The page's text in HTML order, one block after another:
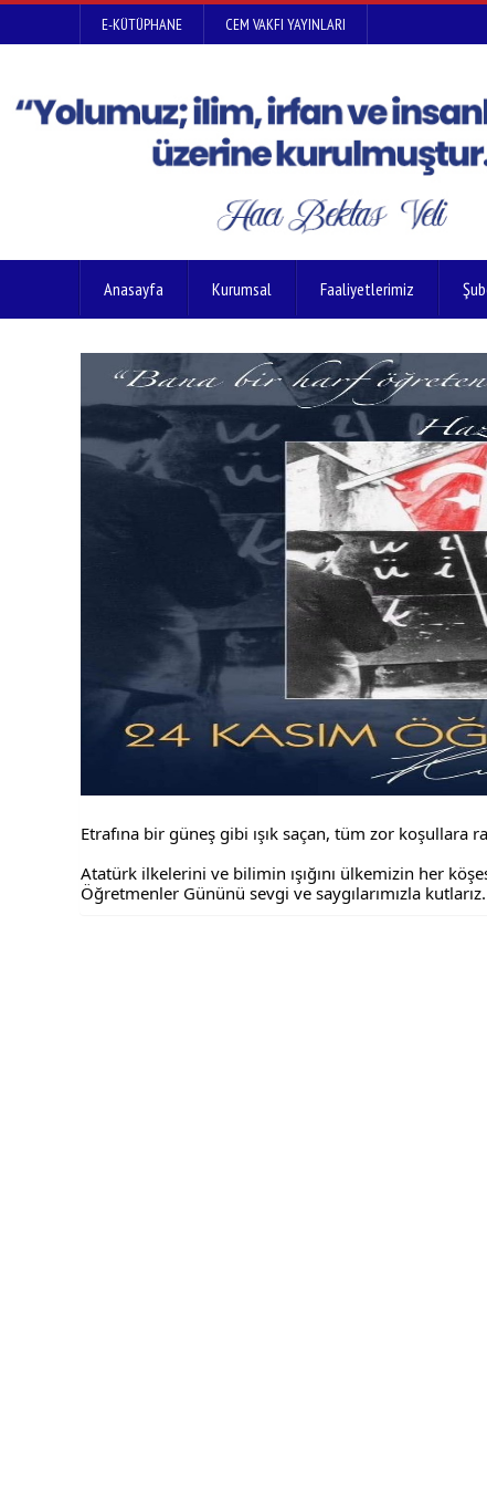
E-KÜTÜPHANE CEM VAKFI YAYINLARI
Anasayfa Kurumsal Faaliyetlerimiz
Etrafına bir güneş gibi ışık saçan, tüm zor koşullara
Atatürk ilkelerini ve bilimin ışığını ülkemizin her
Öğretmenler Gününü sevgi ve saygılarımızla kutlarız.